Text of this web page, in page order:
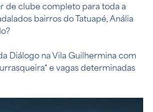
de clube completo para toda a
bairros do Tatuapé, Anália
Diálogo na Vila Guilhermina com
e vagas determinadas